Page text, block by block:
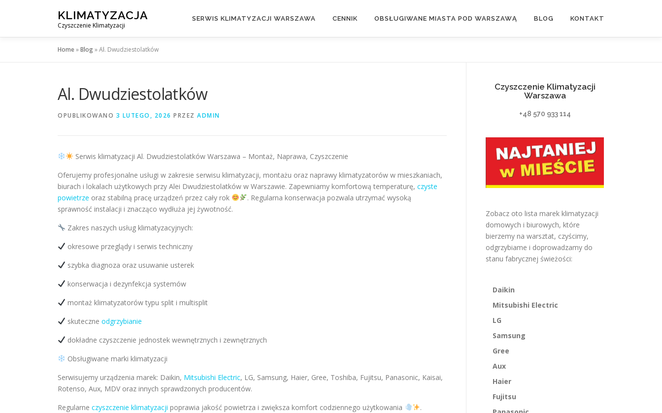
KLIMATYZACJA
Czyszczenie Klimatyzacji
SERWIS KLIMATYZACJI WARSZAWA CENNIK OBSŁUGIWANE MIASTA POD WARSZAWĄ BLOG KONTAKT
Home»Blog»Al. Dwudziestolatków
Al. Dwudziestolatków
OPUBLIKOWANO 3 LUTEGO, 2026 PRZEZ ADMIN
Serwis klimatyzacji Al. Dwudziestolatków Warszawa – Montaż, Naprawa, Czyszczenie
Oferujemy profesjonalne usługi w zakresie serwisu klimatyzacji, montażu oraz naprawy klimatyzatorów w mieszkaniach,
biurach i lokalach użytkowych przy Alei Dwudziestolatków w Warszawie. Zapewniamy komfortową temperaturę, czyste
powietrze oraz stabilną pracę urządzeń przez cały rok
. Regularna konserwacja pozwala utrzymać wysoką
sprawność instalacji i znacząco wydłuża jej żywotność.
Zakres naszych usług klimatyzacyjnych:
okresowe przeglądy i serwis techniczny
szybka diagnoza oraz usuwanie usterek
konserwacja i dezynfekcja systemów
montaż klimatyzatorów typu split i multisplit
skuteczne odgrzybianie
dokładne czyszczenie jednostek wewnętrznych i zewnętrznych
Obsługiwane marki klimatyzacji
Serwisujemy urządzenia marek: Daikin, Mitsubishi Electric, LG, Samsung, Haier, Gree, Toshiba, Fujitsu, Panasonic, Kaisai,
Rotenso, Aux, MDV oraz innych sprawdzonych producentów.
Regularne czyszczenie klimatyzacji poprawia jakość powietrza i zwiększa komfort codziennego użytkowania
.
Czyszczenie Klimatyzacji
Warszawa
+48 570 933 114
Zobacz oto lista marek klimatyzacji
domowych i biurowych, które
bierzemy na warsztat, czyścimy,
odgrzybiame i doprowadzamy do
stanu fabrycznej świeżości:
Daikin
Mitsubishi Electric
LG
Samsung
Gree
Aux
Haier
Fujitsu